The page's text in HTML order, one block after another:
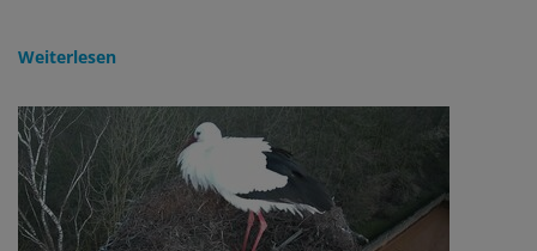
Weiterlesen